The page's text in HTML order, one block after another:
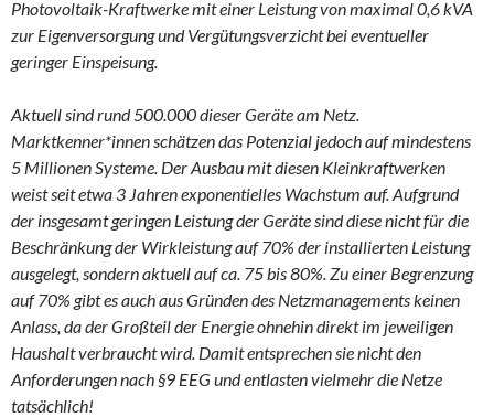
Photovoltaik-Kraftwerke mit einer Leistung von maximal 0,6 kVA
zur Eigenversorgung und Vergütungsverzicht bei eventueller
geringer Einspeisung.
Aktuell sind rund 500.000 dieser Geräte am Netz.
Marktkenner*innen schätzen das Potenzial jedoch auf mindestens
5 Millionen Systeme. Der Ausbau mit diesen Kleinkraftwerken
weist seit etwa 3 Jahren exponentielles Wachstum auf. Aufgrund
der insgesamt geringen Leistung der Geräte sind diese nicht für die
Beschränkung der Wirkleistung auf 70% der installierten Leistung
ausgelegt, sondern aktuell auf ca. 75 bis 80%. Zu einer Begrenzung
auf 70% gibt es auch aus Gründen des Netzmanagements keinen
Anlass, da der Großteil der Energie ohnehin direkt im jeweiligen
Haushalt verbraucht wird. Damit entsprechen sie nicht den
Anforderungen nach §9 EEG und entlasten vielmehr die Netze
tatsächlich!